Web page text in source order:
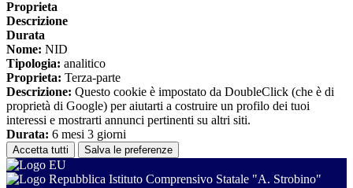
Proprieta
Descrizione
Durata
Nome: NID
Tipologia: analitico
Proprieta: Terza-parte
Descrizione: Questo cookie è impostato da DoubleClick (che è di
proprietà di Google) per aiutarti a costruire un profilo dei tuoi
interessi e mostrarti annunci pertinenti su altri siti.
Durata: 6 mesi 3 giorni
Accetta tutti Salva le preferenze
Istituto Comprensivo Statale "A. Strobino"